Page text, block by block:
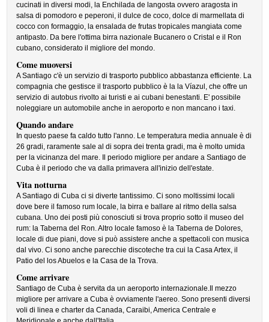
cucinati in diversi modi, la Enchilada de langosta ovvero aragosta in
salsa di pomodoro e peperoni, il dulce de coco, dolce di marmellata di
cocco con formaggio, la ensalada de frutas tropicales mangiata come
antipasto. Da bere l'ottima birra nazionale Bucanero o Cristal e il Ron
cubano, considerato il migliore del mondo.
Come muoversi
A Santiago c'è un servizio di trasporto pubblico abbastanza efficiente. La
compagnia che gestisce il trasporto pubblico è la la Víazul, che offre un
servizio di autobus rivolto ai turisti e ai cubani benestanti. E' possibile
noleggiare un automobile anche in aeroporto e non mancano i taxi.
Quando andare
In questo paese fa caldo tutto l'anno. Le temperatura media annuale è di
26 gradi, raramente sale al di sopra dei trenta gradi, ma è molto umida
per la vicinanza del mare. Il periodo migliore per andare a Santiago de
Cuba è il periodo che va dalla primavera all'inizio dell'estate.
Vita notturna
A Santiago di Cuba ci si diverte tantissimo. Ci sono moltissimi locali
dove bere il famoso rum locale, la birra e ballare al ritmo della salsa
cubana. Uno dei posti più conosciuti si trova proprio sotto il museo del
rum: la Taberna del Ron. Altro locale famoso è la Taberna de Dolores,
locale di due piani, dove si può assistere anche a spettacoli con musica
dal vivo. Ci sono anche parecchie discoteche tra cui la Casa Artex, il
Patio del los Abuelos e la Casa de la Trova.
Come arrivare
Santiago de Cuba è servita da un aeroporto internazionale.Il mezzo
migliore per arrivare a Cuba è ovviamente l'aereo. Sono presenti diversi
voli di linea e charter da Canada, Caraibi, America Centrale e